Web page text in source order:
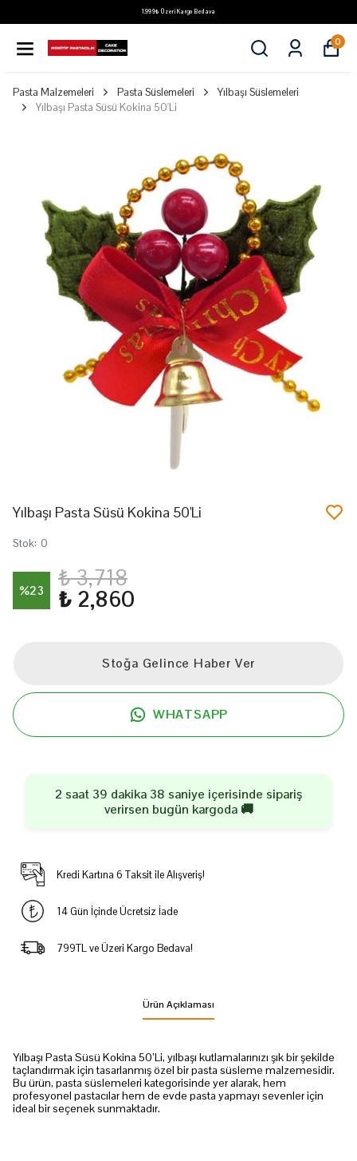
1.999₺ Üzeri Kargo Bedava
0
Pasta Malzemeleri Pasta Süslemeleri
Yılbaşı Süslemeleri
Yılbaşı Pasta Süsü Kokina 50'Li
Yılbaşı Pasta Süsü Kokina 50'Li
Stok: 0
%23 ₺ 3,718
₺ 2,860
Stoğa Gelince Haber Ver
WHATSAPP
2 saat 39 dakika 37 saniye içerisinde sipariş
verirsen bugün kargoda 🚚
Kredi Kartına 6 Taksit ile Alışveriş!
14 Gün İçinde Ücretsiz İade
799TL ve Üzeri Kargo Bedava!
Ürün Açıklaması
Yılbaşı Pasta Süsü Kokina 50’Li, yılbaşı kutlamalarınızı şık bir şekilde
taçlandırmak için tasarlanmış özel bir pasta süsleme malzemesidir.
Bu ürün, pasta süslemeleri kategorisinde yer alarak, hem
profesyonel pastacılar hem de evde pasta yapmayı sevenler için
ideal bir seçenek sunmaktadır.